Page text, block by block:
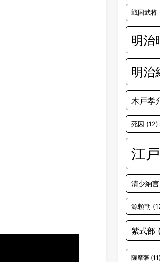
戦国武将
明治
明治
木戸孝
死因 (12)
江
清少納言
源頼朝
紫式部
薩摩藩(11)